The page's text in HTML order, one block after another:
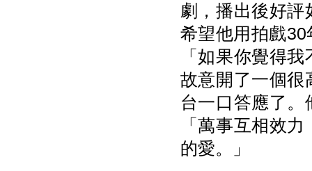
劇，播出後好
希望他用拍戲
「如果你覺得
故意開了一個很
台一口答應了
「萬事互相效
的愛。」